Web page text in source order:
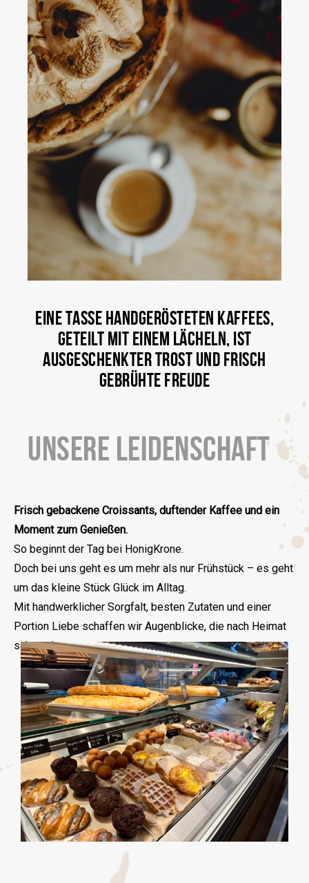
EINE TASSE HANDGERÖSTETEN KAFFEES,
GETEILT MIT EINEM LÄCHELN, IST
AUSGESCHENKTER TROST UND FRISCH
GEBRÜHTE FREUDE
UNSERE LEIDENSCHAFT
Frisch gebackene Croissants, duftender Kaffee und ein
Moment zum Genießen.
So beginnt der Tag bei HonigKrone.
Doch bei uns geht es um mehr als nur Frühstück – es geht
um das kleine Stück Glück im Alltag.
Mit handwerklicher Sorgfalt, besten Zutaten und einer
Portion Liebe schaffen wir Augenblicke, die nach Heimat
schmecken.